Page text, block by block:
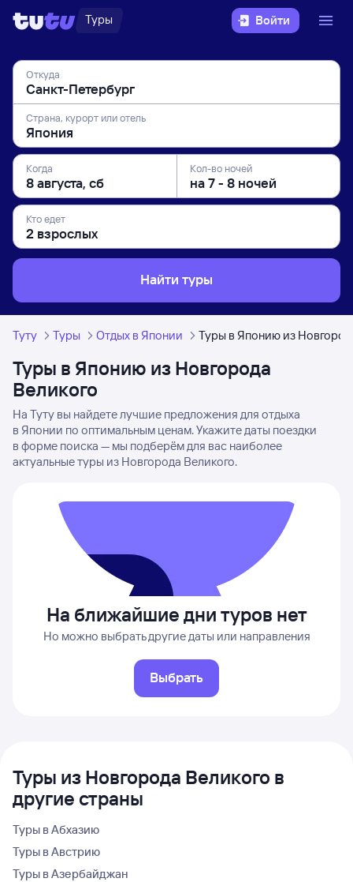
Туры Войти
Откуда
Страна, курорт или отель
Когда Кол-во ночей
Кто едет
Найти туры
Туту Туры Отдых в Японии Туры в Японию из
Туры в Японию из Новгорода
Великого
На Туту вы найдете лучшие предложения для отдыха
в Японии по оптимальным ценам. Укажите даты поездки
в форме поиска — мы подберём для вас наиболее
актуальные туры из Новгорода Великого.
На ближайшие дни туров нет
Но можно выбрать другие даты или направления
Выбрать
Туры из Новгорода Великого в
другие страны
Туры в Абхазию
Туры в Австрию
Туры в Азербайджан